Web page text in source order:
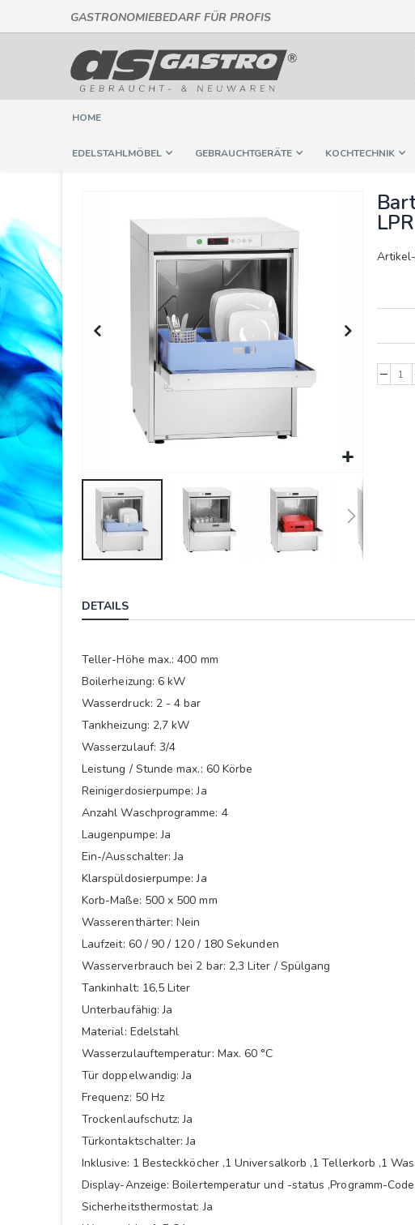
GASTRONOMIEBEDARF FÜR PROFIS
zum
Inhalt
HOME
EDELSTAHLMÖBEL GEBRAUCHTGERÄTE KOCHTECHNIK
Anfang
LPR
DETAILS
Teller-Höhe max.: 400 mm
Boilerheizung: 6 kW
Wasserdruck: 2 - 4 bar
Tankheizung: 2,7 kW
Wasserzulauf: 3/4
Leistung / Stunde max.: 60 Körbe
Reinigerdosierpumpe: Ja
Anzahl Waschprogramme: 4
Laugenpumpe: Ja
Ein-/Ausschalter: Ja
Klarspüldosierpumpe: Ja
Korb-Maße: 500 x 500 mm
Wasserenthärter: Nein
Laufzeit: 60 / 90 / 120 / 180 Sekunden
Wasserverbrauch bei 2 bar: 2,3 Liter / Spülgang
Tankinhalt: 16,5 Liter
Unterbaufähig: Ja
Material: Edelstahl
Wasserzulauftemperatur: Max. 60 °C
Tür doppelwandig: Ja
Frequenz: 50 Hz
Trockenlaufschutz: Ja
Türkontaktschalter: Ja
Inklusive: 1 Besteckköcher ,1 Universalkorb ,1 Tellerkorb ,1
Display-Anzeige: Boilertemperatur und -status ,Programm-
Sicherheitsthermostat: Ja